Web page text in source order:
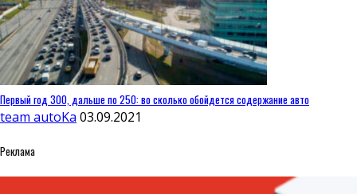
Первый год 300, дальше по 250: во сколько обойдется содержание авто
team autoKa 03.09.2021
Реклама